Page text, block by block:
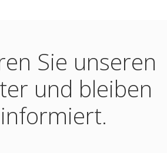
Sie unseren
und bleiben